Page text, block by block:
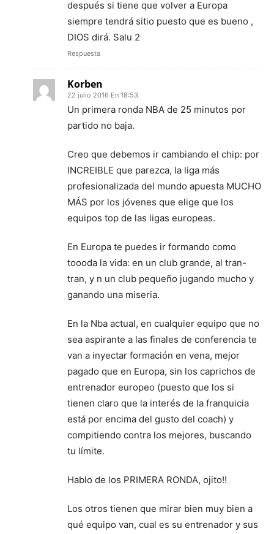
después si tiene que volver a Europa
siempre tendrá sitio puesto que es bueno ,
DIOS dirá. Salu 2
Respuesta
Korben
22 julio 2016 En 18:53
Un primera ronda NBA de 25 minutos por
partido no baja.
Creo que debemos ir cambiando el chip: por
INCREIBLE que parezca, la liga más
profesionalizada del mundo apuesta MUCHO
MÁS por los jóvenes que elige que los
equipos top de las ligas europeas.
En Europa te puedes ir formando como
toooda la vida: en un club grande, al tran-
tran, y n un club pequeño jugando mucho y
ganando una miseria.
En la Nba actual, en cualquier equipo que no
sea aspirante a las finales de conferencia te
van a inyectar formación en vena, mejor
pagado que en Europa, sin los caprichos de
entrenador europeo (puesto que los si
tienen claro que la interés de la franquicia
está por encima del gusto del coach) y
compitiendo contra los mejores, buscando
tu límite.
Hablo de los PRIMERA RONDA, ojito!!
Los otros tienen que mirar bien muy bien a
qué equipo van, cual es su entrenador y sus